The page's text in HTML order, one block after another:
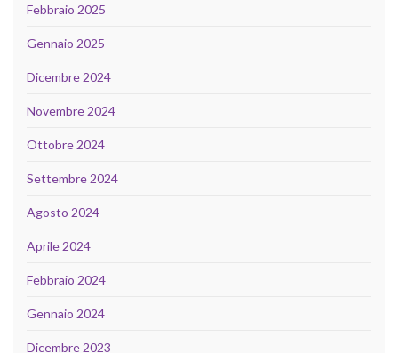
Febbraio 2025
Gennaio 2025
Dicembre 2024
Novembre 2024
Ottobre 2024
Settembre 2024
Agosto 2024
Aprile 2024
Febbraio 2024
Gennaio 2024
Dicembre 2023